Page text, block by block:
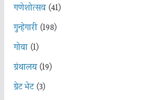
गणेशोत्सव(41)
गुन्हेगारी(198)
गोवा(1)
ग्रंथालय(19)
ग्रेट भेट(3)